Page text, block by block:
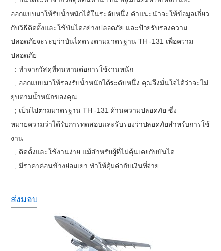
ออกแบบมาให้รับน้ำหนักได้ในระดับหนึ่ง คำแนะนำจะให้ข้อมูลเกี่ยว
กับวิธีติดตั้งและใช้บันไดอย่างปลอดภัย และป้ายรับรองความ
ปลอดภัยจะระบุว่าบันไดตรงตามมาตรฐาน TH -131 เพื่อความ
ปลอดภัย
; ทำจากวัสดุที่ทนทานต่อการใช้งานหนัก
; ออกแบบมาให้รองรับน้ำหนักได้ระดับหนึ่ง คุณจึงมั่นใจได้ว่าจะไม่
ยุบตามน้ำหนักของคุณ
; เป็นไปตามมาตรฐาน TH -131 ด้านความปลอดภัย ซึ่ง
หมายความว่าได้รับการทดสอบและรับรองว่าปลอดภัยสำหรับการใช้
งาน
; ติดตั้งและใช้งานง่าย แม้สำหรับผู้ที่ไม่คุ้นเคยกับบันได
; มีราคาค่อนข้างย่อมเยา ทำให้คุ้มค่ากับเงินที่จ่าย
ส่งมอบ